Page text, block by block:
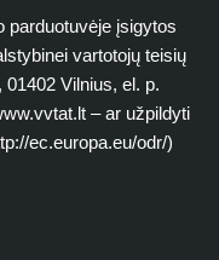
parduotuvėje įsigytos
vartotojų teisių
Vilnius, el. p.
– ar užpildyti
ec.europa.eu/odr/)